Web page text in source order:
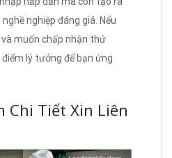
nghiệp đáng giá. Nếu
muốn chấp nhận thử
lý tưởng để bạn ứng
Chi Tiết Xin Liên